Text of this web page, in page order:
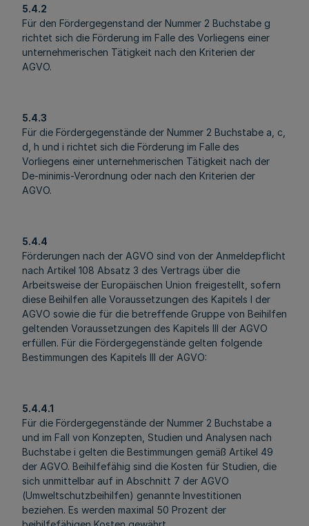
5.4.2
Für den Fördergegenstand der Nummer 2 Buchstabe g
richtet sich die Förderung im Falle des Vorliegens einer
unternehmerischen Tätigkeit nach den Kriterien der
AGVO.
5.4.3
Für die Fördergegenstände der Nummer 2 Buchstabe a, c,
d, h und i richtet sich die Förderung im Falle des
Vorliegens einer unternehmerischen Tätigkeit nach der
De-minimis-Verordnung oder nach den Kriterien der
AGVO.
5.4.4
Förderungen nach der AGVO sind von der Anmeldepflicht
nach Artikel 108 Absatz 3 des Vertrags über die
Arbeitsweise der Europäischen Union freigestellt, sofern
diese Beihilfen alle Voraussetzungen des Kapitels I der
AGVO sowie die für die betreffende Gruppe von Beihilfen
geltenden Voraussetzungen des Kapitels III der AGVO
erfüllen. Für die Fördergegenstände gelten folgende
Bestimmungen des Kapitels III der AGVO:
5.4.4.1
Für die Fördergegenstände der Nummer 2 Buchstabe a
und im Fall von Konzepten, Studien und Analysen nach
Buchstabe i gelten die Bestimmungen gemäß Artikel 49
der AGVO. Beihilfefähig sind die Kosten für Studien, die
sich unmittelbar auf in Abschnitt 7 der AGVO
(Umweltschutzbeihilfen) genannte Investitionen
beziehen. Es werden maximal 50 Prozent der